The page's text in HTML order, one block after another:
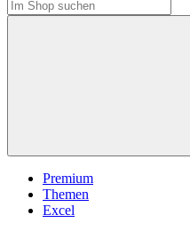
Premium
Themen
Excel